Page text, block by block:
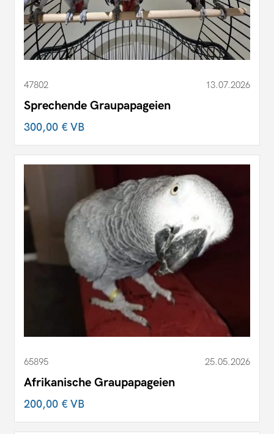
47802 13.07.2026
Sprechende Graupapageien
300,00 €VB
65895 25.05.2026
Afrikanische Graupapageien
200,00 €VB